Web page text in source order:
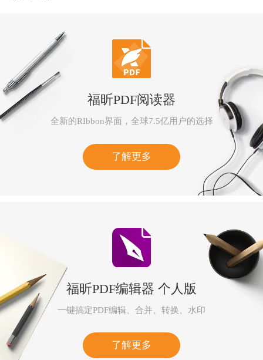
福昕PDF阅读器
全新的RIbbon界面，全球7.5亿用户的选择
了解更多
福昕PDF编辑器 个人版
一键搞定PDF编辑、合并、转换、水印
了解更多